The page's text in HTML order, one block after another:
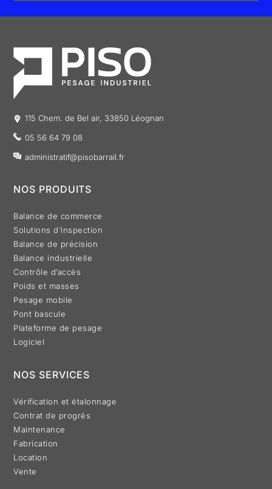
115 Chem. de Bel air, 33850 Léognan
05 56 64 79 08
administratif@pisobarrail.fr
NOS PRODUITS
Balance de commerce
Solutions d’inspection
Balance de précision
Balance industrielle
Contrôle d’accès
Poids et masses
Pesage mobile
Pont bascule
Plateforme de pesage
Logiciel
NOS SERVICES
Vérification et étalonnage
Contrat de progrès
Maintenance
Fabrication
Location
Vente